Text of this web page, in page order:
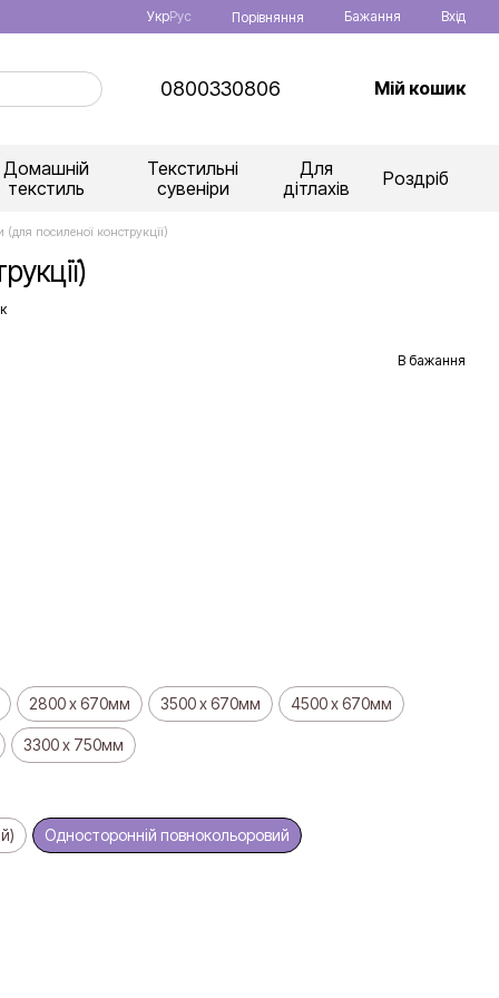
УкрРус Порівняння Бажання Вхід
0800330806 Мій кошик
Домашній
текстиль
Текстильні
сувеніри
Для
дітлахів
Роздріб
(для посиленої конструкції)
В бажання
2800 х 670мм 3500 х 670мм 4500 х 670мм
3300 х 750мм
Односторонній повнокольоровий